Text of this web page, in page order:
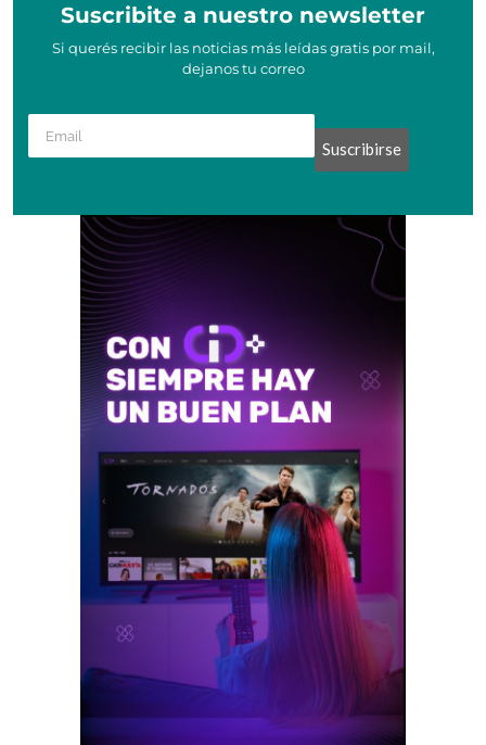
Suscribite a nuestro newsletter
Si querés recibir las noticias más leídas gratis por mail,
dejanos tu correo
Suscribirse